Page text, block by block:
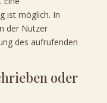
ist möglich. In
der Nutzer
des aufrufenden
oder